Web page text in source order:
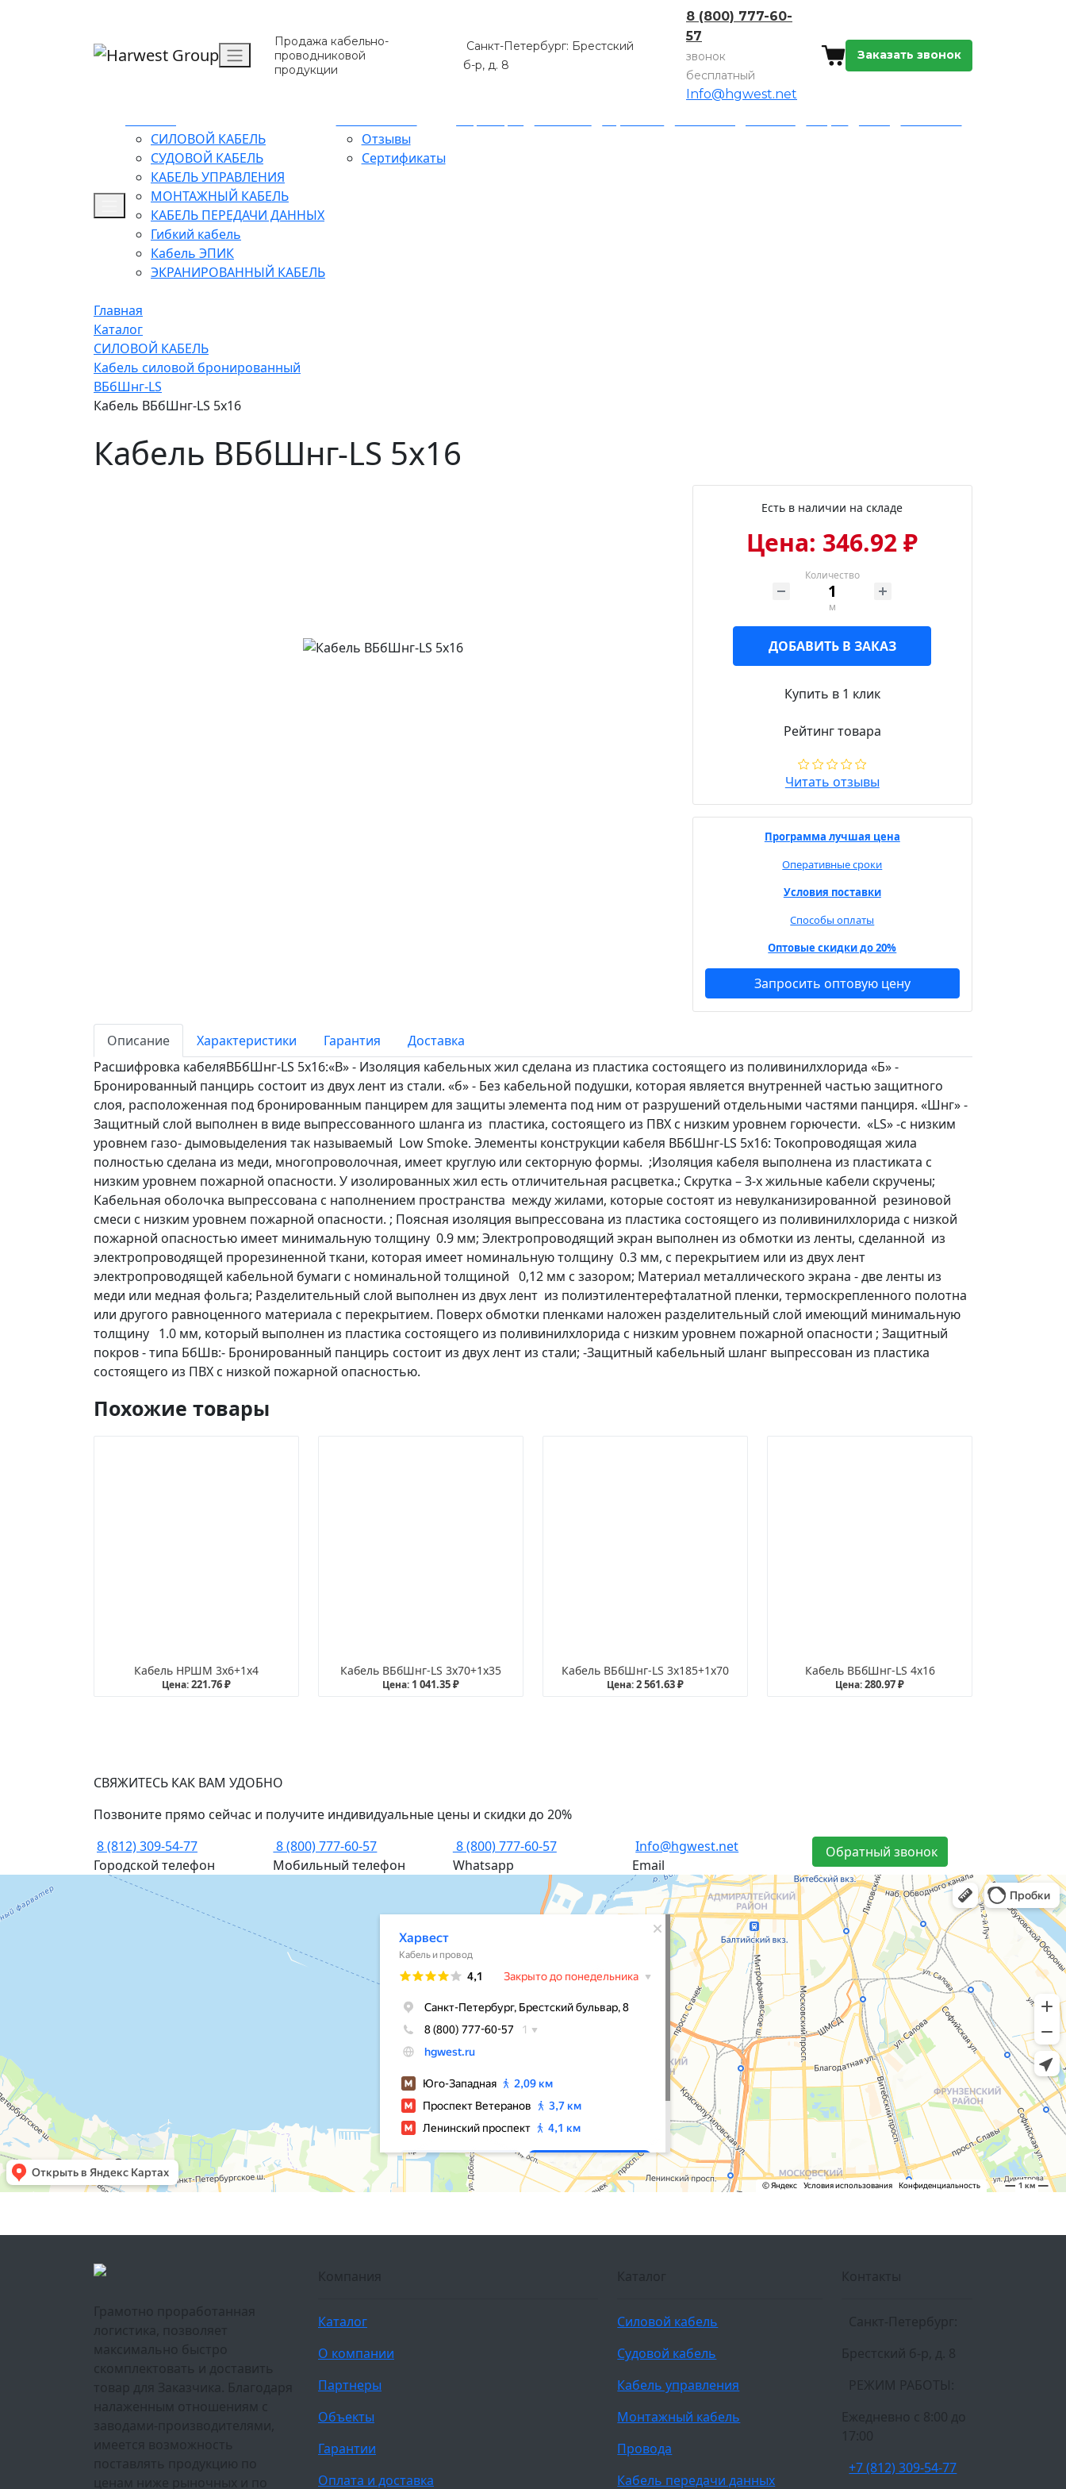
Продажа кабельно-
проводниковой
продукции
Санкт-Петербург: Брестский
б-р, д. 8
8 (800) 777-60-
57
звонок
бесплатный
Info@hgwest.net
Заказать звонок
СИЛОВОЙ КАБЕЛЬ
СУДОВОЙ КАБЕЛЬ
КАБЕЛЬ УПРАВЛЕНИЯ
МОНТАЖНЫЙ КАБЕЛЬ
КАБЕЛЬ ПЕРЕДАЧИ ДАННЫХ
Гибкий кабель
Кабель ЭПИК
ЭКРАНИРОВАННЫЙ КАБЕЛЬ
Отзывы
Сертификаты
Главная
Каталог
СИЛОВОЙ КАБЕЛЬ
Кабель силовой бронированный
ВБбШнг-LS
Кабель ВБбШнг-LS 5х16
Кабель ВБбШнг-LS 5х16
Есть в наличии на складе
Цена: 346.92 ₽
Количество
м
ДОБАВИТЬ В ЗАКАЗ
Купить в 1 клик
Рейтинг товара
Читать отзывы
Программа лучшая цена
Оперативные сроки
Условия поставки
Способы оплаты
Оптовые скидки до 20%
Запросить оптовую цену
Описание Характеристики Гарантия
Доставка
Расшифровка кабеляВБбШнг-LS 5х16:«В» - Изоляция кабельных жил сделана из пластика состоящего из поливинилхлорида «Б» -
Бронированный панцирь состоит из двух лент из стали. «б» - Без кабельной подушки, которая является внутренней частью защитного
слоя, расположенная под бронированным панцирем для защиты элемента под ним от разрушений отдельными частями панциря. «Шнг» -
Защитный слой выполнен в виде выпрессованного шланга из пластика, состоящего из ПВХ с низким уровнем горючести. «LS» -с низким
уровнем газо- дымовыделения так называемый Low Smoke. Элементы конструкции кабеля ВБбШнг-LS 5х16: Токопроводящая жила
полностью сделана из меди, многопроволочная, имеет круглую или секторную формы. ;Изоляция кабеля выполнена из пластиката с
низким уровнем пожарной опасности. У изолированных жил есть отличительная расцветка.; Скрутка – 3-х жильные кабели скручены;
Кабельная оболочка выпрессована с наполнением пространства между жилами, которые состоят из невулканизированной резиновой
смеси с низким уровнем пожарной опасности. ; Поясная изоляция выпрессована из пластика состоящего из поливинилхлорида с низкой
пожарной опасностью имеет минимальную толщину 0.9 мм; Электропроводящий экран выполнен из обмотки из ленты, сделанной из
электропроводящей прорезиненной ткани, которая имеет номинальную толщину 0.3 мм, с перекрытием или из двух лент
электропроводящей кабельной бумаги с номинальной толщиной 0,12 мм с зазором; Материал металлического экрана - две ленты из
меди или медная фольга; Разделительный слой выполнен из двух лент из полиэтилентерефталатной пленки, термоскрепленного полотна
или другого равноценного материала с перекрытием. Поверх обмотки пленками наложен разделительный слой имеющий минимальную
толщину 1.0 мм, который выполнен из пластика состоящего из поливинилхлорида с низким уровнем пожарной опасности ; Защитный
покров - типа БбШв:- Бронированный панцирь состоит из двух лент из стали; -Защитный кабельный шланг выпрессован из пластика
состоящего из ПВХ с низкой пожарной опасностью.
Похожие товары
Кабель НРШМ 3х6+1х4
Цена:221.76 ₽
Кабель ВБбШнг-LS 3х70+1х35
Цена: 1 041.35 ₽
Кабель ВБбШнг-LS 3х185+1х70
Цена:2 561.63 ₽
Кабель ВБбШнг-LS 4х16
Цена:280.97 ₽
СВЯЖИТЕСЬ КАК ВАМ УДОБНО
Позвоните прямо сейчас и получите индивидуальные цены и скидки до 20%
8 (812) 309-54-77
Городской телефон
8 (800) 777-60-57
Мобильный телефон
8 (800) 777-60-57
Whatsapp
Info@hgwest.net
Email
Обратный звонок
Грамотно проработанная
логистика, позволяет
максимально быстро
скомплектовать и доставить
товар для Заказчика. Благодаря
налаженным отношениям с
заводами-производителями,
имеется возможность
поставлять продукцию по
ценам ниже рыночных и по
Компания
Каталог
О компании
Партнеры
Объекты
Гарантии
Оплата и доставка
Каталог
Силовой кабель
Судовой кабель
Кабель управления
Монтажный кабель
Провода
Кабель передачи данных
Контакты
Санкт-Петербург:
Брестский б-р, д. 8
РЕЖИМ РАБОТЫ:
Ежедневно c 8:00 до
17:00
+7 (812) 309-54-77